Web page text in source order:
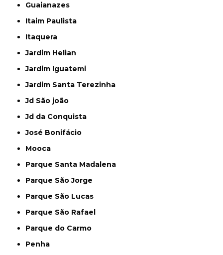
Guaianazes
Itaim Paulista
Itaquera
Jardim Helian
Jardim Iguatemi
Jardim Santa Terezinha
Jd São joão
Jd da Conquista
José Bonifácio
Mooca
Parque Santa Madalena
Parque São Jorge
Parque São Lucas
Parque São Rafael
Parque do Carmo
Penha